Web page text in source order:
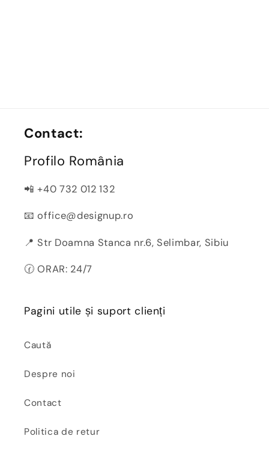
Contact:
Profilo România
📲 +40 732 012 132
📧 office@designup.ro
📍 Str Doamna Stanca nr.6, Selimbar, Sibiu
🕜 ORAR: 24/7
Pagini utile și suport clienți
Caută
Despre noi
Contact
Politica de retur